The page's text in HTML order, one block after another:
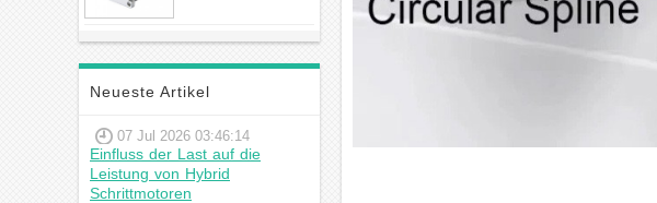
Neueste Artikel
07 Jul 2026 03:46:14
Einfluss der Last auf die
Leistung von Hybrid
Schrittmotoren